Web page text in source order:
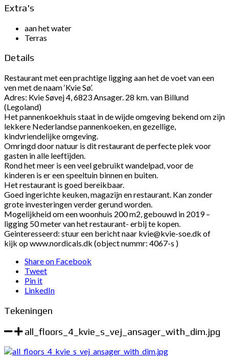
Extra's
aan het water
Terras
Details
Restaurant met een prachtige ligging aan het de voet van een
ven met de naam ‘Kvie Sø’.
Adres: Kvie Søvej 4, 6823 Ansager. 28 km. van Billund
(Legoland)
Het pannenkoekhuis staat in de wijde omgeving bekend om zijn
lekkere Nederlandse pannenkoeken, en gezellige,
kindvriendelijke omgeving.
Omringd door natuur is dit restaurant de perfecte plek voor
gasten in alle leeftijden.
Rond het meer is een veel gebruikt wandelpad, voor de
kinderen is er een speeltuin binnen en buiten.
Het restaurant is goed bereikbaar.
Goed ingerichte keuken, magazijn en restaurant. Kan zonder
grote investeringen verder gerund worden.
Mogelijkheid om een woonhuis 200 m2, gebouwd in 2019 –
ligging 50 meter van het restaurant- erbij te kopen.
Geinteresseerd: stuur een bericht naar kvie@kvie-soe.dk of
kijk op www.nordicals.dk (object nummr: 4067-s )
Share on Facebook
Tweet
Pin it
LinkedIn
Tekeningen
all_floors_4_kvie_s_vej_ansager_with_dim.jpg